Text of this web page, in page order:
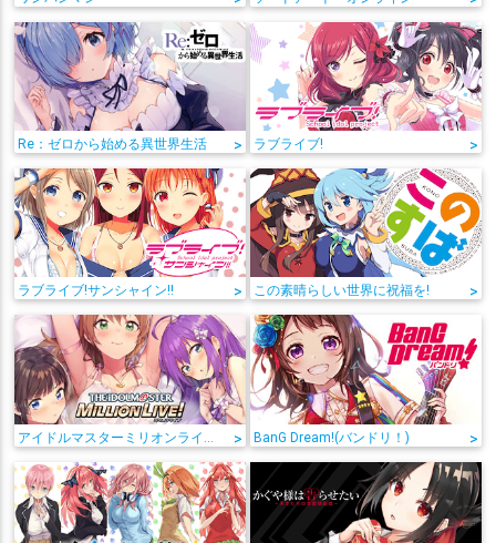
Re：ゼロから始める異世界生活 > ラブライブ! >
ラブライブ!サンシャイン!! > この素晴らしい世界に祝福を! >
> BanG Dream!(バンドリ！) >